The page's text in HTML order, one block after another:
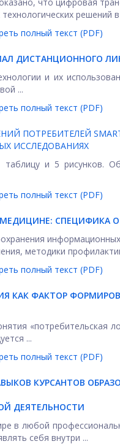
решений
полный текст (PDF)
ДИСТАНЦИОННОГО
и их
...
полный текст (PDF)
ПОТРЕБИТЕЛЕЙ
ИССЛЕДОВАНИЯХ
таблицу и 5 рисунков.
полный текст (PDF)
СПЕЦИФИКА
методики
полный текст (PDF)
КАК ФАКТОР
«потребительская
...
полный текст (PDF)
КУРСАНТОВ
ДЕЯТЕЛЬНОСТИ
в любой
себя внутри ...